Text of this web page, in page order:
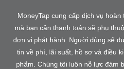
MoneyTap cung cấp dịch vụ
mà bạn cần thanh toán sẽ phụ
đơn vị phát hành. Người dùng sẽ
tin về phí, lãi suất, hồ sơ và điều
phẩm. Chúng tôi luôn nỗ lực đảm